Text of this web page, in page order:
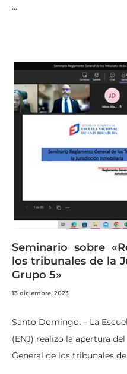
…
Seminario sobre
los tribunales de la
Grupo 5»
13 diciembre, 2023
Santo Domingo. – La
(ENJ) realizó la apertura
General de los tribunales